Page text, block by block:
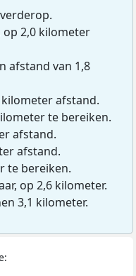
2,0 kilometer
afstand van 1,8
kilometer afstand.
te bereiken.
afstand.
afstand.
te bereiken.
op 2,6 kilometer.
3,1 kilometer.